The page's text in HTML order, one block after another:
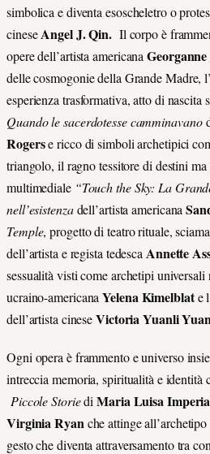
simbolica e diventa esoscheletro o
cineseAngel J. Qin. Il corpo è
opere dell’artista americana
delle cosmogonie della Grande Madre,
esperienza trasformativa, atto di nascita
Quando le sacerdotesse camminavano
Rogerse ricco di simboli archetipici
triangolo, il ragnotessitore di destinima
multimediale “Touch the Sky: La
nell’esistenzadell’artista americana
Temple, progetto di teatro rituale,
dell’artista e regista tedescaAnnette
sessualità visti come archetipi universali
ucraino-americanaYelena Kimelblate
dell’artista cineseVictoria Yuanli
Ogni opera è frammento e universo
intreccia memoria, spiritualità e identità
Piccole StoriediMaria Luisa
Virginia Ryan che attinge
gesto che diventa attraversamento tra